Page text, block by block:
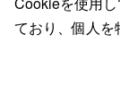
ており、個人を